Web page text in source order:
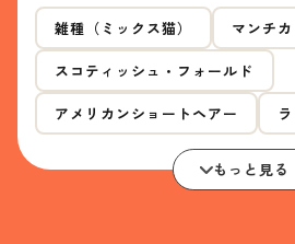
雑種（ミックス猫） マンチ
スコティッシュ・フォールド
アメリカンショートヘアー
もっと見る